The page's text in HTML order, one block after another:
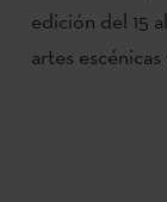
edición del 15
artes